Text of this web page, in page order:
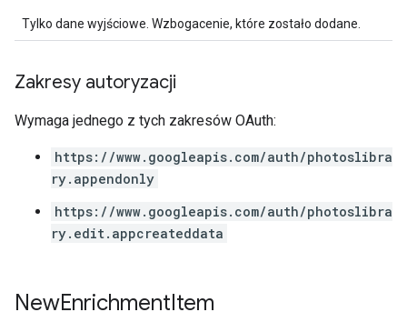
Tylko dane wyjściowe. Wzbogacenie, które zostało dodane.
Zakresy autoryzacji
Wymaga jednego z tych zakresów OAuth:
https://www.googleapis.com/auth/photoslibra
ry.appendonly
https://www.googleapis.com/auth/photoslibra
ry.edit.appcreateddata
NewEnrichmentItem